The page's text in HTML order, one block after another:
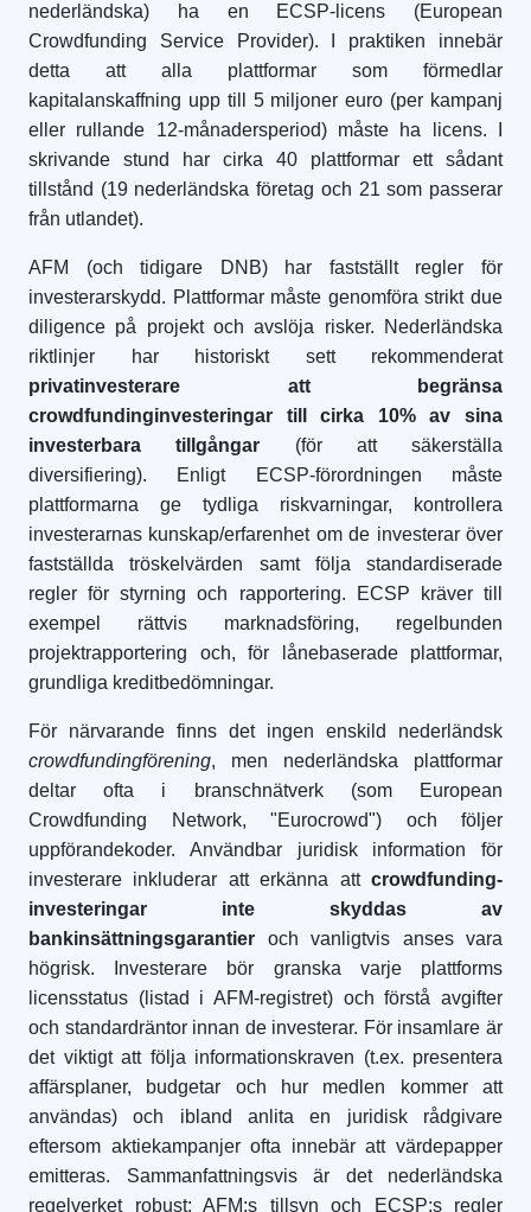
nederländska) ha en ECSP-licens (European
Crowdfunding Service Provider). I praktiken innebär
detta att alla plattformar som förmedlar
kapitalanskaffning upp till 5 miljoner euro (per kampanj
eller rullande 12-månadersperiod) måste ha licens. I
skrivande stund har cirka 40 plattformar ett sådant
tillstånd (19 nederländska företag och 21 som passerar
från utlandet).
AFM (och tidigare DNB) har fastställt regler för
investerarskydd. Plattformar måste genomföra strikt due
diligence på projekt och avslöja risker. Nederländska
riktlinjer har historiskt sett rekommenderat
privatinvesterare att begränsa
crowdfundinginvesteringar till cirka 10% av sina
investerbara tillgångar (för att säkerställa
diversifiering). Enligt ECSP-förordningen måste
plattformarna ge tydliga riskvarningar, kontrollera
investerarnas kunskap/erfarenhet om de investerar över
fastställda tröskelvärden samt följa standardiserade
regler för styrning och rapportering. ECSP kräver till
exempel rättvis marknadsföring, regelbunden
projektrapportering och, för lånebaserade plattformar,
grundliga kreditbedömningar.
För närvarande finns det ingen enskild nederländsk
crowdfundingförening, men nederländska plattformar
deltar ofta i branschnätverk (som European
Crowdfunding Network, "Eurocrowd") och följer
uppförandekoder. Användbar juridisk information för
investerare inkluderar att erkänna att crowdfunding-
investeringar inte skyddas av
bankinsättningsgarantier och vanligtvis anses vara
högrisk. Investerare bör granska varje plattforms
licensstatus (listad i AFM-registret) och förstå avgifter
och standardräntor innan de investerar. För insamlare är
det viktigt att följa informationskraven (t.ex. presentera
affärsplaner, budgetar och hur medlen kommer att
användas) och ibland anlita en juridisk rådgivare
eftersom aktiekampanjer ofta innebär att värdepapper
emitteras. Sammanfattningsvis är det nederländska
regelverket robust: AFM:s tillsyn och ECSP:s regler